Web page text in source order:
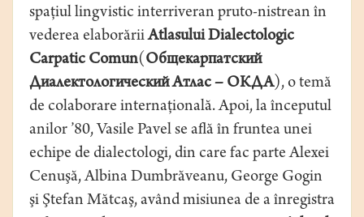
spaţiul lingvistic interriveran pruto-nistrean în
vederea elaborăriiAtlasului Dialectologic
Carpatic Comun(Общекарпатский
Диалектологический Атлас – ОКДА), o temă
de colaborare internaţională. Apoi, la începutul
anilor ’80, Vasile Pavel se află în fruntea unei
echipe de dialectologi, din care fac parte Alexei
Cenuşă, Albina Dumbrăveanu, George Gogin
şi Ştefan Mătcaş, având misiunea de a înregistra